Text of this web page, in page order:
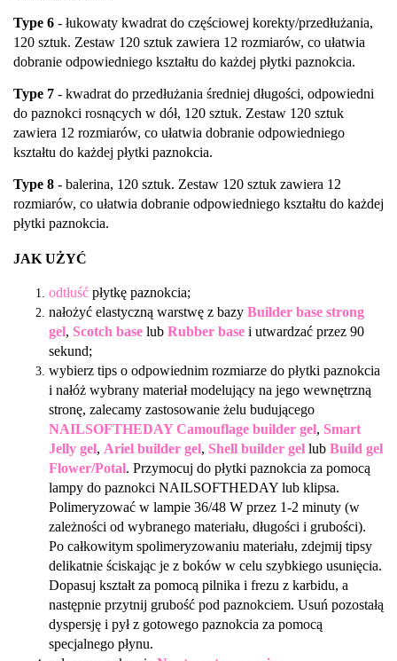
Type 6 - łukowaty kwadrat do częściowej korekty/przedłużania,
120 sztuk. Zestaw 120 sztuk zawiera 12 rozmiarów, co ułatwia
dobranie odpowiedniego kształtu do każdej płytki paznokcia.
Type 7 - kwadrat do przedłużania średniej długości, odpowiedni
do paznokci rosnących w dół, 120 sztuk. Zestaw 120 sztuk
zawiera 12 rozmiarów, co ułatwia dobranie odpowiedniego
kształtu do każdej płytki paznokcia.
Type 8 - balerina, 120 sztuk. Zestaw 120 sztuk zawiera 12
rozmiarów, co ułatwia dobranie odpowiedniego kształtu do każdej
płytki paznokcia.
JAK UŻYĆ
odtłuść płytkę paznokcia;
nałożyć elastyczną warstwę z bazy Builder base strong
gel, Scotch base lub Rubber base i utwardzać przez 90
sekund;
wybierz tips o odpowiednim rozmiarze do płytki paznokcia
i nałóż wybrany materiał modelujący na jego wewnętrzną
stronę, zalecamy zastosowanie żelu budującego
NAILSOFTHEDAY Camouflage builder gel, Smart
Jelly gel, Ariel builder gel, Shell builder gel lub Build gel
Flower/Potal. Przymocuj do płytki paznokcia za pomocą
lampy do paznokci NAILSOFTHEDAY lub klipsa.
Polimeryzować w lampie 36/48 W przez 1-2 minuty (w
zależności od wybranego materiału, długości i grubości).
Po całkowitym spolimeryzowaniu materiału, zdejmij tipsy
delikatnie ściskając je z boków w celu szybkiego usunięcia.
Dopasuj kształt za pomocą pilnika i frezu z karbidu, a
następnie przytnij grubość pod paznokciem. Usuń pozostałą
dyspersję i pył z gotowego paznokcia za pomocą
specjalnego płynu.